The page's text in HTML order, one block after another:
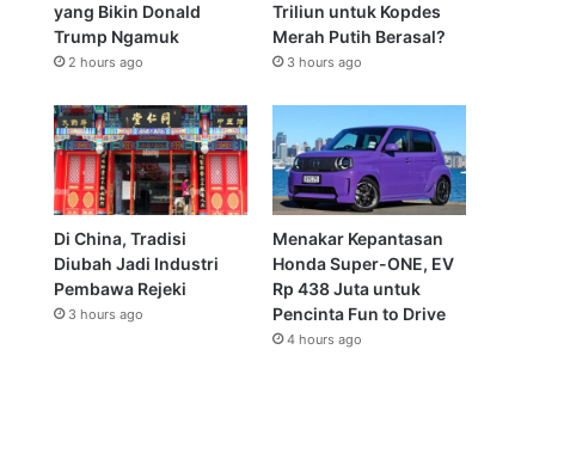
yang Bikin Donald
Trump Ngamuk
2 hours ago
Triliun untuk Kopdes
Merah Putih Berasal?
3 hours ago
Di China, Tradisi
Diubah Jadi Industri
Pembawa Rejeki
3 hours ago
Menakar Kepantasan
Honda Super-ONE, EV
Rp 438 Juta untuk
Pencinta Fun to Drive
4 hours ago